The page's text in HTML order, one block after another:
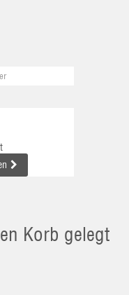
Korb gelegt